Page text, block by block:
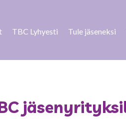
TBC Lyhyesti Tule jäseneksi